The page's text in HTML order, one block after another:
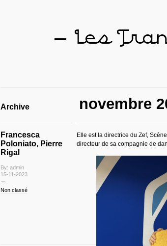
— Les
Archive novembre
Francesca
Poloniato, Pierre
Rigal
By: admin
15-11-2023
Non classé
Elle est la directrice du Zef,
directeur de sa compagnie de